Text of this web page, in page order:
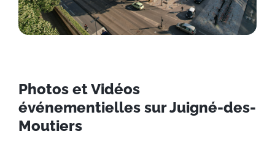
Photos et Vidéos
événementielles sur Juigné-des-
Moutiers